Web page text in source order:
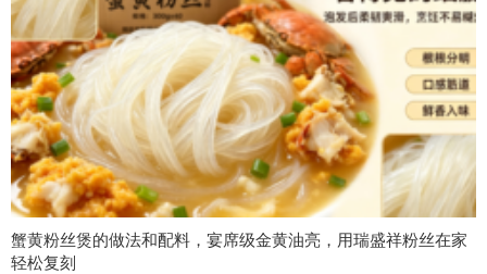
蟹黄粉丝煲的做法和配料，宴席级金黄油亮，用瑞盛祥粉丝在家
轻松复刻